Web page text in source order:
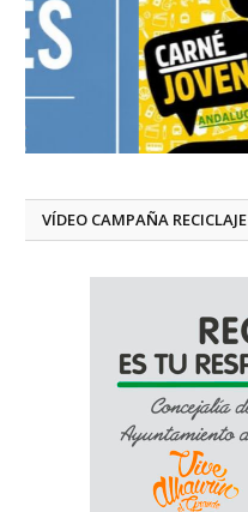
VÍDEO CAMPAÑA RECICLAJE